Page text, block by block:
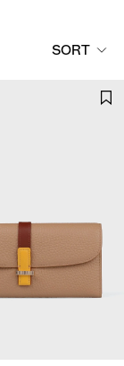
SORT